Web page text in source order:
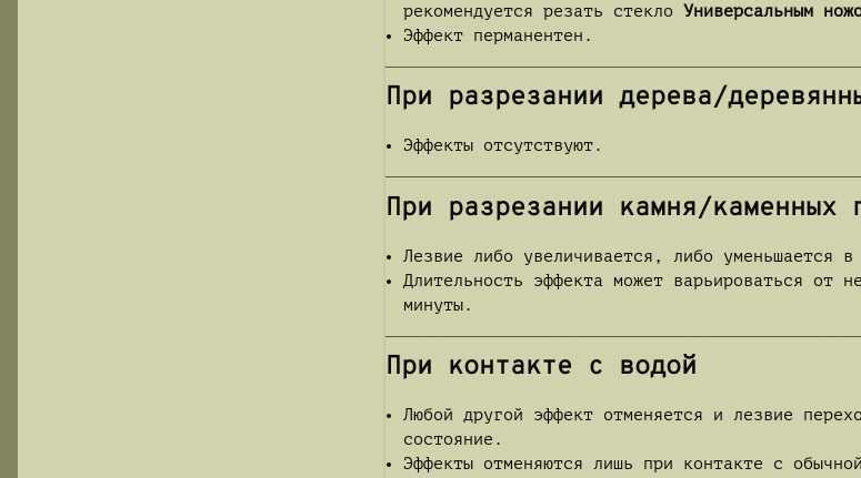
рекомендуется резать стекло Универсальным
Эффект перманентен.
При разрезании дерева/
Эффекты отсутствуют.
При разрезании камня/каменных
Лезвие либо увеличивается, либо уменьшается в
Длительность эффекта может варьироваться от
минуты.
При контакте с водой
Любой другой эффект отменяется и лезвие
состояние.
Эффекты отменяются лишь при контакте с